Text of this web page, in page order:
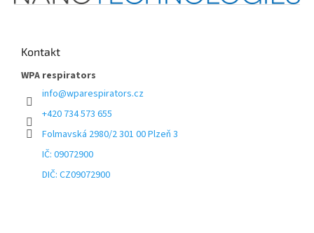
Kontakt
WPA respirators
info@wparespirators.cz
+420 734 573 655
Folmavská 2980/2 301 00 Plzeň 3
IČ: 09072900
DIČ: CZ09072900